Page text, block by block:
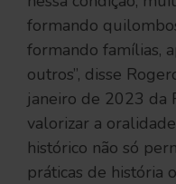
formando
formando famílias,
outros”, disse
janeiro de 2023 da
valorizar a
histórico não só
práticas de história